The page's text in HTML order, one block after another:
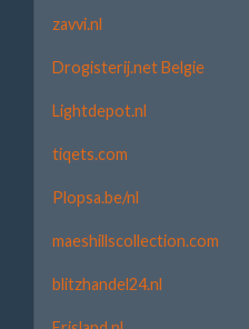
zavvi.nl
Drogisterij.net Belgie
Lightdepot.nl
tiqets.com
Plopsa.be/nl
maeshillscollection.com
blitzhandel24.nl